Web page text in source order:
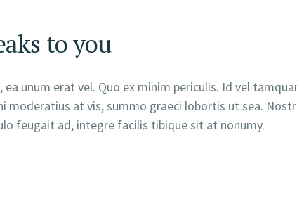
to you
unum erat vel. Quo ex minim periculis. Id vel
at vis, summo graeci lobortis ut sea.
feugait ad, integre facilis tibique sit at nonumy.